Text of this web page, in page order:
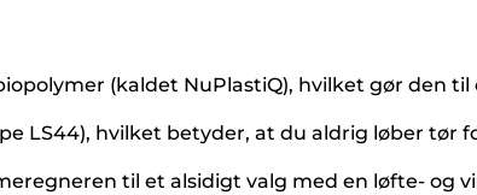
(kaldet NuPlastiQ), hvilket gør den
LS44), hvilket betyder, at du aldrig løber tør
til et alsidigt valg med en løfte- og